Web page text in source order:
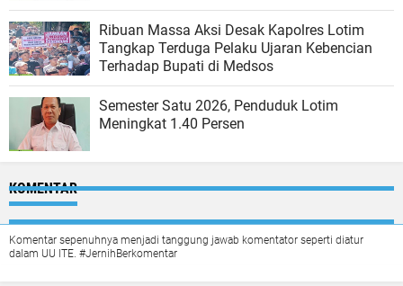
Ribuan Massa Aksi Desak Kapolres Lotim
Tangkap Terduga Pelaku Ujaran Kebencian
Terhadap Bupati di Medsos
Semester Satu 2026, Penduduk Lotim
Meningkat 1.40 Persen
KOMENTAR
Komentar sepenuhnya menjadi tanggung jawab komentator seperti diatur
dalam UU ITE. #JernihBerkomentar